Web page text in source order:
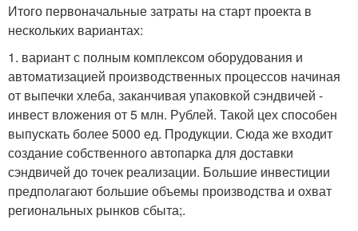
Итого первоначальные затраты на старт проекта в
нескольких вариантах:
1. вариант с полным комплексом оборудования и
автоматизацией производственных процессов начиная
от выпечки хлеба, заканчивая упаковкой сэндвичей -
инвест вложения от 5 млн. Рублей. Такой цех способен
выпускать более 5000 ед. Продукции. Сюда же входит
создание собственного автопарка для доставки
сэндвичей до точек реализации. Большие инвестиции
предполагают большие объемы производства и охват
региональных рынков сбыта;.